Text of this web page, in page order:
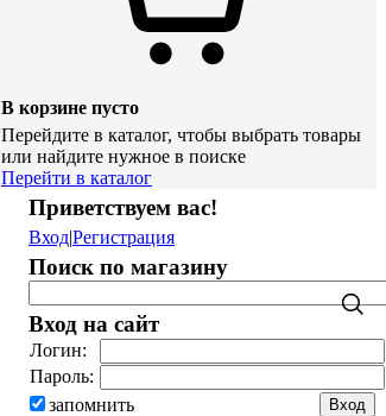
В корзине пусто
Перейдите в каталог, чтобы выбрать товары
или найдите нужное в поиске
Перейти в каталог
Приветствуем вас!
Вход|Регистрация
Поиск по магазину
Вход на сайт
Логин:
Пароль:
запомнить